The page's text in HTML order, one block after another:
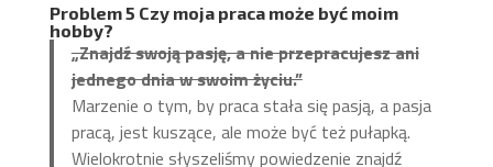
Problem 5 Czy moja praca może być moim
hobby?
„Znajdź swoją pasję, a nie przepracujesz ani
jednego dnia w swoim życiu.”
Marzenie o tym, by praca stała się pasją, a pasja
pracą, jest kuszące, ale może być też pułapką.
Wielokrotnie słyszeliśmy powiedzenie znajdź